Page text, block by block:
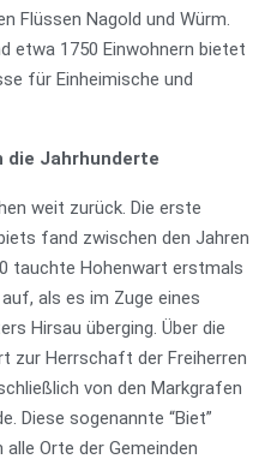
Flüssen Nagold und Würm.
etwa 1750 Einwohnern bietet
für Einheimische und
die Jahrhunderte
weit zurück. Die erste
fand zwischen den Jahren
tauchte Hohenwart erstmals
als es im Zuge eines
Hirsau überging. Über die
zur Herrschaft der Freiherren
von den Markgrafen
Diese sogenannte “Biet”
Orte der Gemeinden